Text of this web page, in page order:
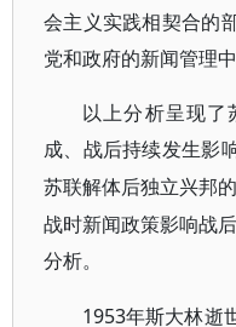
会主义实践相契合的
党和政府的新闻管理中
以上分析呈现
成、战后持续发生影
苏联解体后独立兴邦
战时新闻政策影响战
分析。
1953年斯大林逝